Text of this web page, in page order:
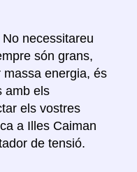
necessitareu
són grans,
energia, és
amb els
els vostres
a Illes Caiman
de tensió.